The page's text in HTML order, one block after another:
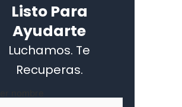
Listo Para
Ayudarte
Luchamos. Te
Recuperas.